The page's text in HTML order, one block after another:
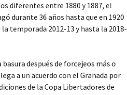
diferentes entre 1880 y 1887, el
durante 36 años hasta que en 1920
temporada 2012-13 y hasta la 2018-
después de forcejeos más o
a un acuerdo con el Granada por
de la Copa Libertadores de